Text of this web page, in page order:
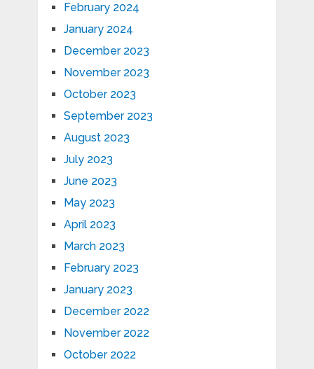
February 2024
January 2024
December 2023
November 2023
October 2023
September 2023
August 2023
July 2023
June 2023
May 2023
April 2023
March 2023
February 2023
January 2023
December 2022
November 2022
October 2022